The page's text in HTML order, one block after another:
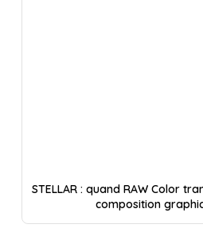
STELLAR : quand RAW Color
composition